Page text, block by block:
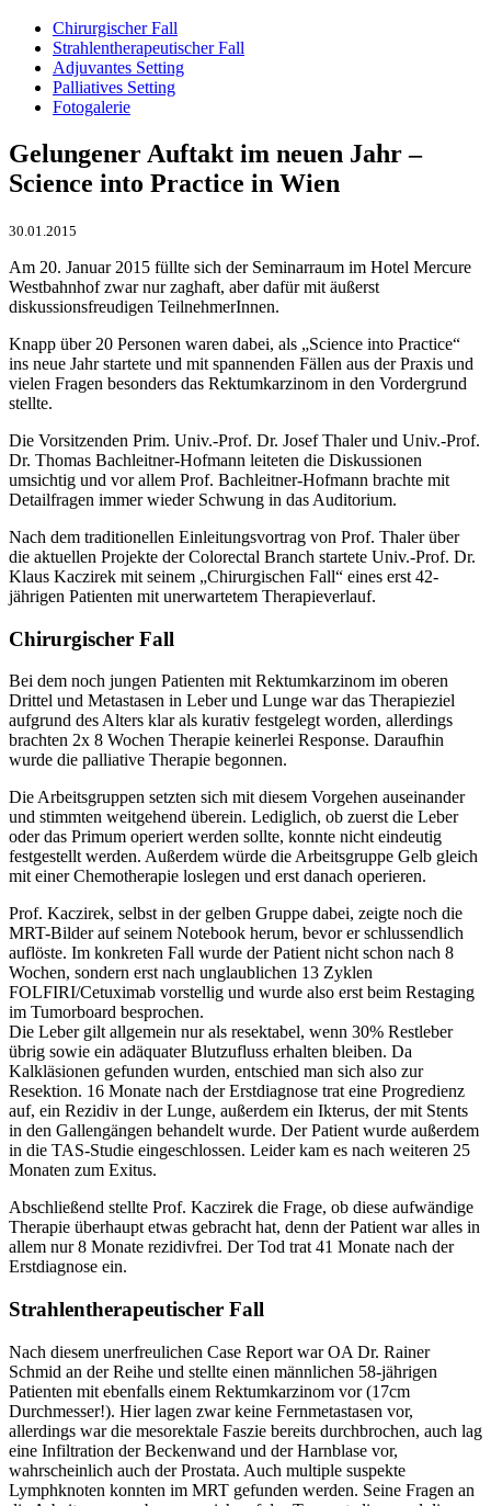
Chirurgischer Fall
Strahlentherapeutischer Fall
Adjuvantes Setting
Palliatives Setting
Fotogalerie
Gelungener Auftakt im neuen Jahr –
Science into Practice in Wien
30.01.2015
Am 20. Januar 2015 füllte sich der Seminarraum im Hotel Mercure
Westbahnhof zwar nur zaghaft, aber dafür mit äußerst
diskussionsfreudigen TeilnehmerInnen.
Knapp über 20 Personen waren dabei, als „Science into Practice“
ins neue Jahr startete und mit spannenden Fällen aus der Praxis und
vielen Fragen besonders das Rektumkarzinom in den Vordergrund
stellte.
Die Vorsitzenden Prim. Univ.-Prof. Dr. Josef Thaler und Univ.-Prof.
Dr. Thomas Bachleitner-Hofmann leiteten die Diskussionen
umsichtig und vor allem Prof. Bachleitner-Hofmann brachte mit
Detailfragen immer wieder Schwung in das Auditorium.
Nach dem traditionellen Einleitungsvortrag von Prof. Thaler über
die aktuellen Projekte der Colorectal Branch startete Univ.-Prof. Dr.
Klaus Kaczirek mit seinem „Chirurgischen Fall“ eines erst 42-
jährigen Patienten mit unerwartetem Therapieverlauf.
Chirurgischer Fall
Bei dem noch jungen Patienten mit Rektumkarzinom im oberen
Drittel und Metastasen in Leber und Lunge war das Therapieziel
aufgrund des Alters klar als kurativ festgelegt worden, allerdings
brachten 2x 8 Wochen Therapie keinerlei Response. Daraufhin
wurde die palliative Therapie begonnen.
Die Arbeitsgruppen setzten sich mit diesem Vorgehen auseinander
und stimmten weitgehend überein. Lediglich, ob zuerst die Leber
oder das Primum operiert werden sollte, konnte nicht eindeutig
festgestellt werden. Außerdem würde die Arbeitsgruppe Gelb gleich
mit einer Chemotherapie loslegen und erst danach operieren.
Prof. Kaczirek, selbst in der gelben Gruppe dabei, zeigte noch die
MRT-Bilder auf seinem Notebook herum, bevor er schlussendlich
auflöste. Im konkreten Fall wurde der Patient nicht schon nach 8
Wochen, sondern erst nach unglaublichen 13 Zyklen
FOLFIRI/Cetuximab vorstellig und wurde also erst beim Restaging
im Tumorboard besprochen.
Die Leber gilt allgemein nur als resektabel, wenn 30% Restleber
übrig sowie ein adäquater Blutzufluss erhalten bleiben. Da
Kalkläsionen gefunden wurden, entschied man sich also zur
Resektion. 16 Monate nach der Erstdiagnose trat eine Progredienz
auf, ein Rezidiv in der Lunge, außerdem ein Ikterus, der mit Stents
in den Gallengängen behandelt wurde. Der Patient wurde außerdem
in die TAS-Studie eingeschlossen. Leider kam es nach weiteren 25
Monaten zum Exitus.
Abschließend stellte Prof. Kaczirek die Frage, ob diese aufwändige
Therapie überhaupt etwas gebracht hat, denn der Patient war alles in
allem nur 8 Monate rezidivfrei. Der Tod trat 41 Monate nach der
Erstdiagnose ein.
Strahlentherapeutischer Fall
Nach diesem unerfreulichen Case Report war OA Dr. Rainer
Schmid an der Reihe und stellte einen männlichen 58-jährigen
Patienten mit ebenfalls einem Rektumkarzinom vor (17cm
Durchmesser!). Hier lagen zwar keine Fernmetastasen vor,
allerdings war die mesorektale Faszie bereits durchbrochen, auch lag
eine Infiltration der Beckenwand und der Harnblase vor,
wahrscheinlich auch der Prostata. Auch multiple suspekte
Lymphknoten konnten im MRT gefunden werden. Seine Fragen an